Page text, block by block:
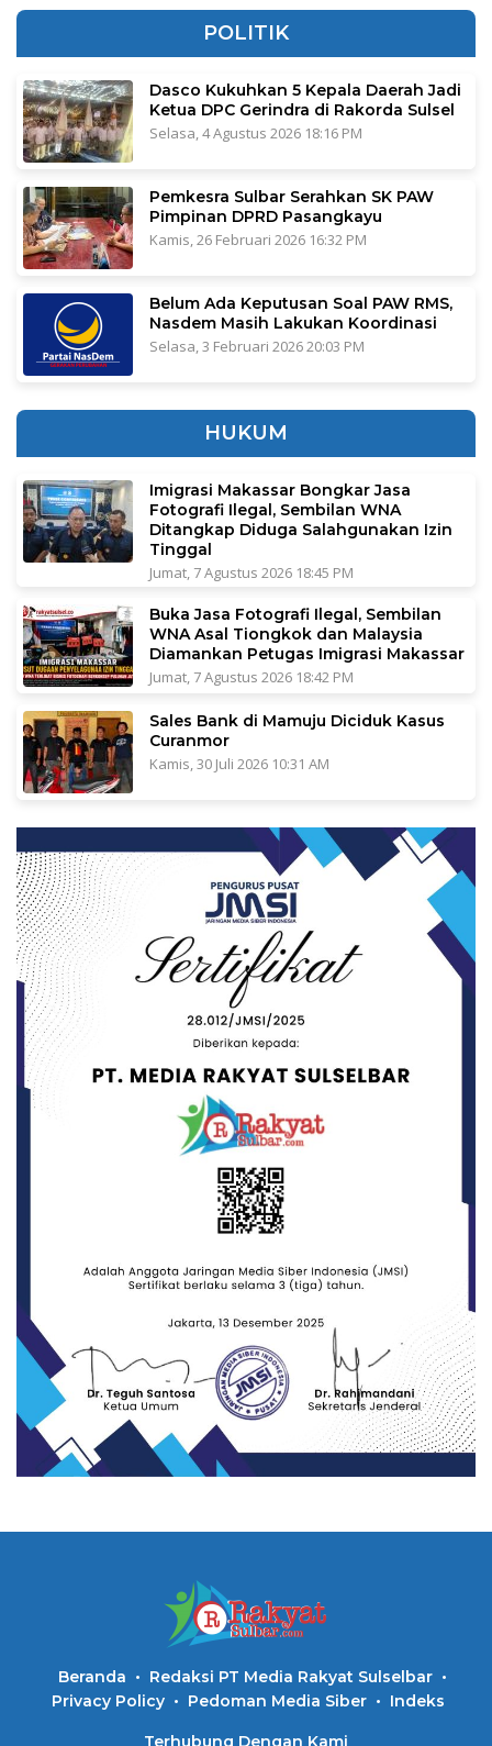
POLITIK
Dasco Kukuhkan 5 Kepala Daerah Jadi
Ketua DPC Gerindra di Rakorda Sulsel
Selasa, 4 Agustus 2026 18:16 PM
Pemkesra Sulbar Serahkan SK PAW
Pimpinan DPRD Pasangkayu
Kamis, 26 Februari 2026 16:32 PM
Belum Ada Keputusan Soal PAW RMS,
Nasdem Masih Lakukan Koordinasi
Selasa, 3 Februari 2026 20:03 PM
HUKUM
Imigrasi Makassar Bongkar Jasa
Fotografi Ilegal, Sembilan WNA
Ditangkap Diduga Salahgunakan Izin
Tinggal
Jumat, 7 Agustus 2026 18:45 PM
Buka Jasa Fotografi Ilegal, Sembilan
WNA Asal Tiongkok dan Malaysia
Diamankan Petugas Imigrasi Makassar
Jumat, 7 Agustus 2026 18:42 PM
Sales Bank di Mamuju Diciduk Kasus
Curanmor
Kamis, 30 Juli 2026 10:31 AM
Beranda
Redaksi PT Media Rakyat Sulselbar
Privacy Policy
Pedoman Media Siber Indeks
Terhubung Dengan Kami